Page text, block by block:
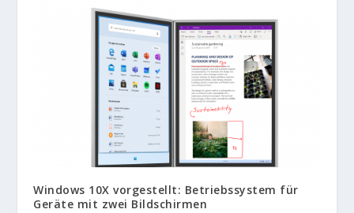
Windows 10X vorgestellt: Betriebssystem für
Geräte mit zwei Bildschirmen